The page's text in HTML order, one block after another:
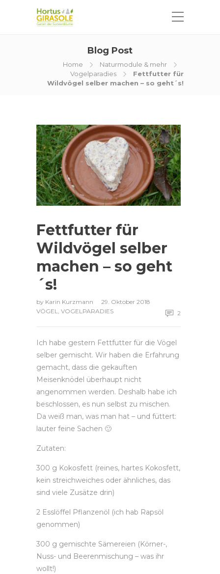
Blog Post
Home
Naturmodule & mehr
Vogelparadies
Fettfutter für
Wildvögel selber machen – so geht´s!
Fettfutter für
Wildvögel selber
machen – so geht
´s!
by Karin Kurzmann
29. Oktober 2018
VÖGEL, VOGELPARADIES 2
Ich habe gestern Fettfutter für die Vögel
selber gemischt. Wir haben die Erfahrung
gemacht, dass die gekauften
Meisenknödel überhaupt nicht
angenommen werden. Deshalb habe ich
beschlossen, es nun selbst zu mischen.
Da weiß man, was man hat – und füttert:
lauter feine Sachen 🙂
Zutaten:
300 g Kokosfett (reines, hartes Kokosfett,
kein streichweiches oder ähnliches, das
sind viele Zusätze drin)
2 Esslöffel Pflanzenöl (ich hab Rapsöl
genommen)
300 g gemischte Sämereien (Körner-,
Nuss- und Beerenmischung – was ihr
wollt!)